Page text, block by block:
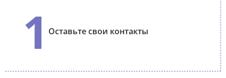
1 Оставьте свои контакты